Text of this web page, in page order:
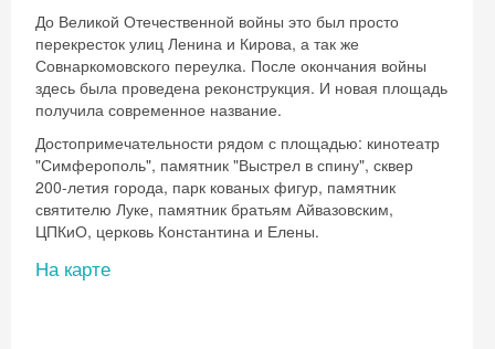
До Великой Отечественной войны это был просто
перекресток улиц Ленина и Кирова, а так же
Совнаркомовского переулка. После окончания войны
здесь была проведена реконструкция. И новая площадь
получила современное название.
Достопримечательности рядом с площадью: кинотеатр
"Симферополь", памятник "Выстрел в спину", сквер
200-летия города, парк кованых фигур, памятник
святителю Луке, памятник братьям Айвазовским,
ЦПКиО, церковь Константина и Елены.
На карте